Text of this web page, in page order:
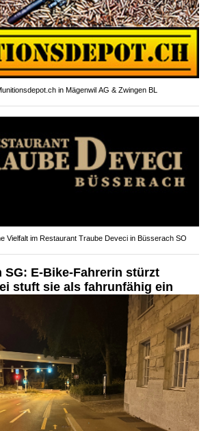
in Mägenwil AG & Zwingen BL
Vielfalt im Restaurant Traube Deveci in Büsserach SO
SG: E-Bike-Fahrerin stürzt
stuft sie als fahrunfähig ein